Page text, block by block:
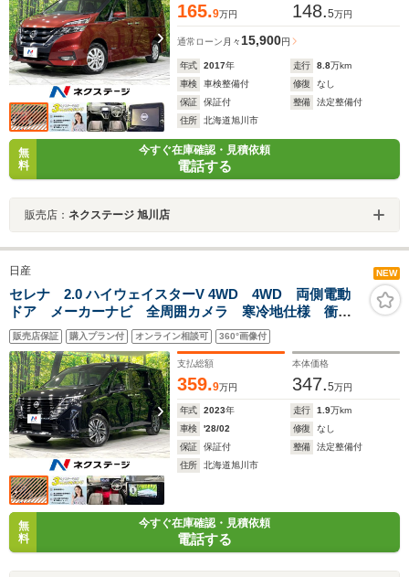
165.9万円 148.5万円
通常ローン 月々15,900円
年式 2017年 走行 8.8万km
車検
車検整備付 修復
なし
保証
保証付 整備
法定整備付
住所
北海道旭川市
無
料
今すぐ在庫確認・見積依頼
電話する
販売店： ネクステージ 旭川店
日産 NEW
セレナ 2.0 ハイウェイスターV 4WD 4WD 両側電動
ドア メーカーナビ 全周囲カメラ 寒冷地仕様 衝突
軽減 禁煙車 レーダークルーズ BSM パドルシフ
ト シートヒーター コーナーセンサー スマートキ
ー LEDヘッド ETC
販売店保証 購入プラン付 オンライン相談可 360°画像付
支払総額
359.9万円
本体価格
347.5万円
年式 2023年 走行 1.9万km
車検
'28/02 修復
なし
保証
保証付 整備
法定整備付
住所
北海道旭川市
無
料
今すぐ在庫確認・見積依頼
電話する